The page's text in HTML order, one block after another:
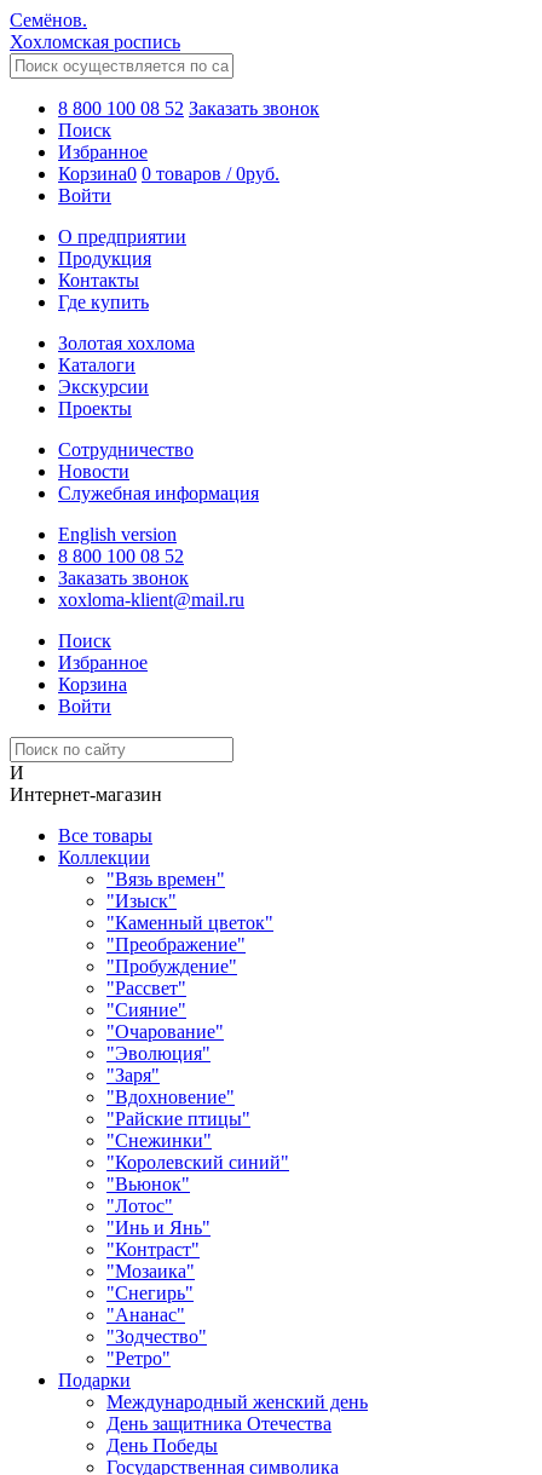
Семёнов.
Хохломская роспись
8 800 100 08 52 Заказать звонок
Поиск
Избранное
Корзина0 0 товаров /0руб.
Войти
О предприятии
Продукция
Контакты
Где купить
Золотая хохлома
Каталоги
Экскурсии
Проекты
Сотрудничество
Новости
Служебная информация
English version
8 800 100 08 52
Заказать звонок
xoxloma-klient@mail.ru
Поиск
Избранное
Корзина
Войти
И
Интернет-магазин
Все товары
Коллекции
"Вязь времен"
"Изыск"
"Каменный цветок"
"Преображение"
"Пробуждение"
"Рассвет"
"Сияние"
"Очарование"
"Эволюция"
"Заря"
"Вдохновение"
"Райские птицы"
"Снежинки"
"Королевский синий"
"Вьюнок"
"Лотос"
"Инь и Янь"
"Контраст"
"Мозаика"
"Снегирь"
"Ананас"
"Зодчество"
"Ретро"
Подарки
Международный женский день
День защитника Отечества
День Победы
Государственная символика